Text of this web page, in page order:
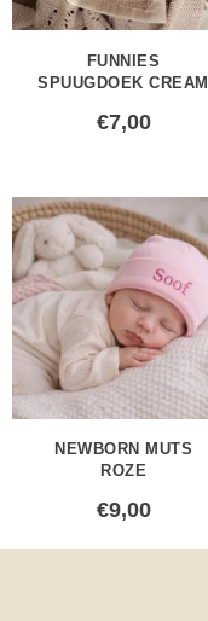
FUNNIES
SPUUGDOEK CREAM
€7,00
NEWBORN MUTS
ROZE
€9,00